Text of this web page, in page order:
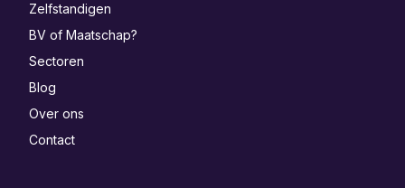
Zelfstandigen
BV of Maatschap?
Sectoren
Blog
Over ons
Contact